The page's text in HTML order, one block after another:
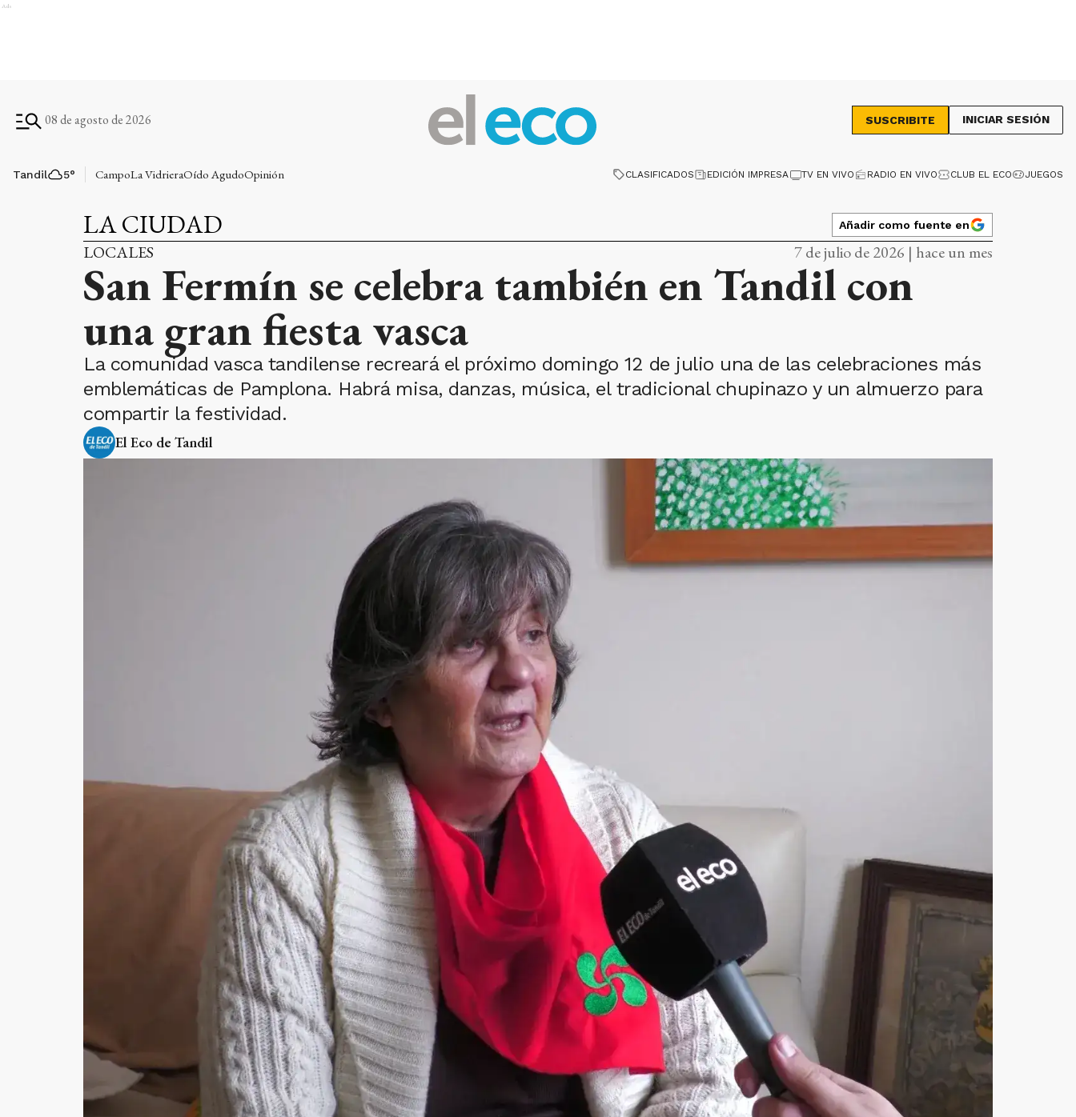
Ads
08 de agosto de 2026 SUSCRIBITE INICIAR SESIÓN
Tandil 5° CampoLa VidrieraOído AgudoOpinión CLASIFICADOS EDICIÓN IMPRESA TV EN VIVO RADIO EN VIVO CLUB EL ECO JUEGOS
LA CIUDAD Añadir como fuente en
LOCALES 7 de julio de 2026 | hace un mes
San Fermín se celebra también en Tandil con
una gran fiesta vasca
La comunidad vasca tandilense recreará el próximo domingo 12 de julio una de las celebraciones más
emblemáticas de Pamplona. Habrá misa, danzas, música, el tradicional chupinazo y un almuerzo para
compartir la festividad.
El Eco de Tandil